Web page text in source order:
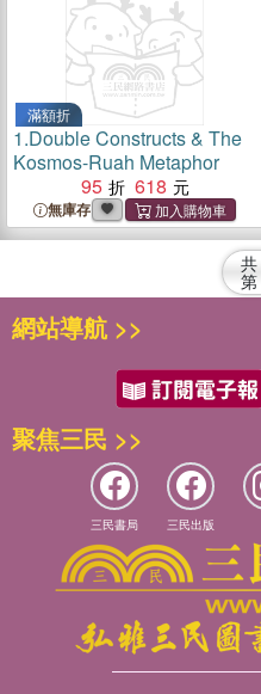
滿額折
1.Double Constructs & The
Kosmos-Ruah Metaphor
95
618
無庫存
共
第
網站導航 >>
聚焦三民 >>
三民書局 三民出版